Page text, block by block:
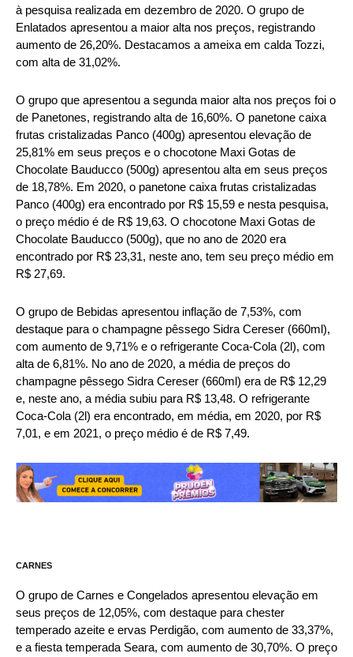
à pesquisa realizada em dezembro de 2020. O grupo de
Enlatados apresentou a maior alta nos preços, registrando
aumento de 26,20%. Destacamos a ameixa em calda Tozzi,
com alta de 31,02%.
O grupo que apresentou a segunda maior alta nos preços foi o
de Panetones, registrando alta de 16,60%. O panetone caixa
frutas cristalizadas Panco (400g) apresentou elevação de
25,81% em seus preços e o chocotone Maxi Gotas de
Chocolate Bauducco (500g) apresentou alta em seus preços
de 18,78%. Em 2020, o panetone caixa frutas cristalizadas
Panco (400g) era encontrado por R$ 15,59 e nesta pesquisa,
o preço médio é de R$ 19,63. O chocotone Maxi Gotas de
Chocolate Bauducco (500g), que no ano de 2020 era
encontrado por R$ 23,31, neste ano, tem seu preço médio em
R$ 27,69.
O grupo de Bebidas apresentou inflação de 7,53%, com
destaque para o champagne pêssego Sidra Cereser (660ml),
com aumento de 9,71% e o refrigerante Coca-Cola (2l), com
alta de 6,81%. No ano de 2020, a média de preços do
champagne pêssego Sidra Cereser (660ml) era de R$ 12,29
e, neste ano, a média subiu para R$ 13,48. O refrigerante
Coca-Cola (2l) era encontrado, em média, em 2020, por R$
7,01, e em 2021, o preço médio é de R$ 7,49.
CARNES
O grupo de Carnes e Congelados apresentou elevação em
seus preços de 12,05%, com destaque para chester
temperado azeite e ervas Perdigão, com aumento de 33,37%,
e a fiesta temperada Seara, com aumento de 30,70%. O preço